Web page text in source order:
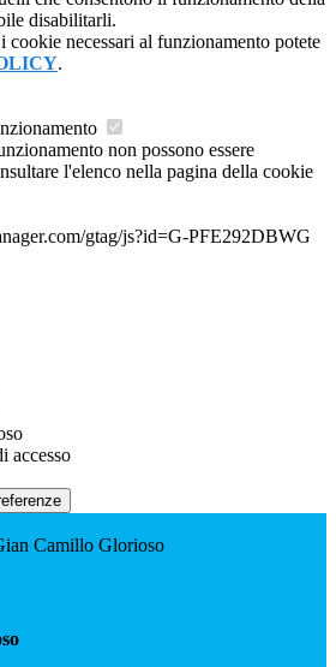
disabilitarli.
cookie necessari al funzionamento potete
.
non possono essere
l'elenco nella pagina della cookie
gtag/js?id=G-PFE292DBWG
accesso
Camillo Glorioso